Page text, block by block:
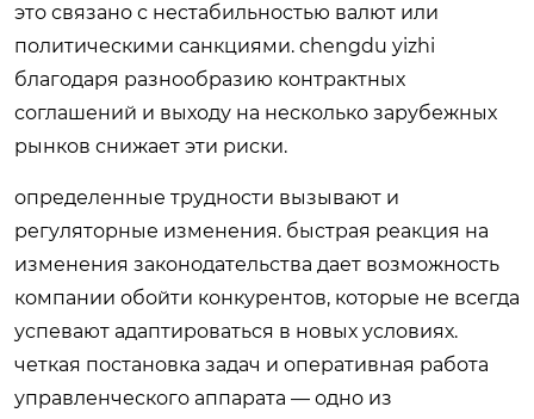
это связано с нестабильностью валют или
политическими санкциями. chengdu yizhi
благодаря разнообразию контрактных
соглашений и выходу на несколько зарубежных
рынков снижает эти риски.
определенные трудности вызывают и
регуляторные изменения. быстрая реакция на
изменения законодательства дает возможность
компании обойти конкурентов, которые не всегда
успевают адаптироваться в новых условиях.
четкая постановка задач и оперативная работа
управленческого аппарата — одно из